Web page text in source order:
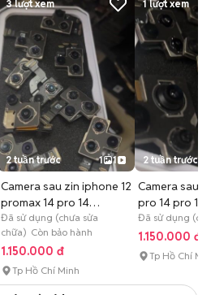
3lượt xem
2 tuần trước 1 1
Camera sau zin iphone 12
promax 14 pro 14
promaxok
Đã sử dụng (chưa sửa
chữa) Còn bảo hành
1.150.000 đ
Tp Hồ Chí Minh
1lượt xem
2 tuần trước
Camera sau
pro 14 pro 14
Đã sử dụng
1.150.000 đ
Tp Hồ Chí